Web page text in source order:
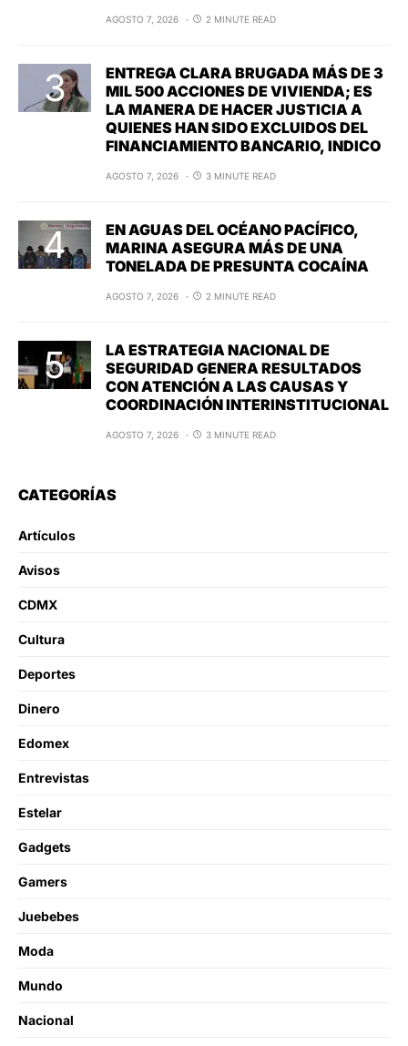
AGOSTO 7, 2026 2 MINUTE READ
ENTREGA CLARA BRUGADA MÁS DE 3
MIL 500 ACCIONES DE VIVIENDA; ES
LA MANERA DE HACER JUSTICIA A
QUIENES HAN SIDO EXCLUIDOS DEL
FINANCIAMIENTO BANCARIO, INDICO
AGOSTO 7, 2026 3 MINUTE READ
EN AGUAS DEL OCÉANO PACÍFICO,
MARINA ASEGURA MÁS DE UNA
TONELADA DE PRESUNTA COCAÍNA
AGOSTO 7, 2026 2 MINUTE READ
LA ESTRATEGIA NACIONAL DE
SEGURIDAD GENERA RESULTADOS
CON ATENCIÓN A LAS CAUSAS Y
COORDINACIÓN INTERINSTITUCIONAL
AGOSTO 7, 2026 3 MINUTE READ
CATEGORÍAS
Artículos
Avisos
CDMX
Cultura
Deportes
Dinero
Edomex
Entrevistas
Estelar
Gadgets
Gamers
Juebebes
Moda
Mundo
Nacional